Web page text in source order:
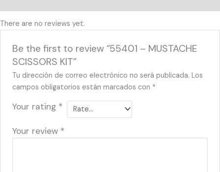
There are no reviews yet.
Be the first to review “55401 – MUSTACHE
SCISSORS KIT”
Tu dirección de correo electrónico no será publicada. Los
campos obligatorios están marcados con *
Your rating *
Your review *